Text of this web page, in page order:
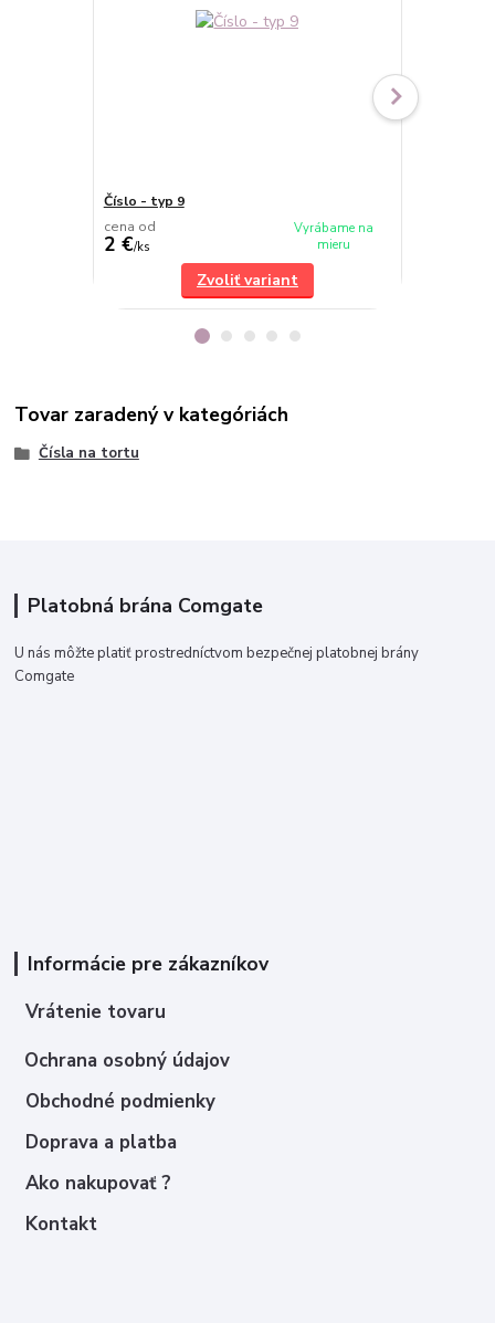
Číslo - typ 9
cena od
2 €/ks
Vyrábame na
mieru
Zvoliť variant
Tovar zaradený v kategóriách
Čísla na tortu
Platobná brána Comgate
U nás môžte platiť prostredníctvom bezpečnej platobnej brány
Comgate
Informácie pre zákazníkov
Vrátenie tovaru
Ochrana osobný údajov
Obchodné podmienky
Doprava a platba
Ako nakupovať ?
Kontakt